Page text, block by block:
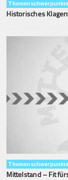
Themenschwerpunkte
Historisches
Themenschwerpunkte
Mittelstand – Fit